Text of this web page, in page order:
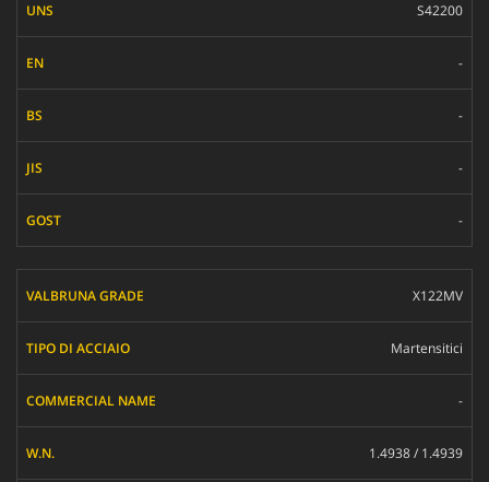
S42200
-
-
-
-
X122MV
Martensitici
-
1.4938 / 1.4939